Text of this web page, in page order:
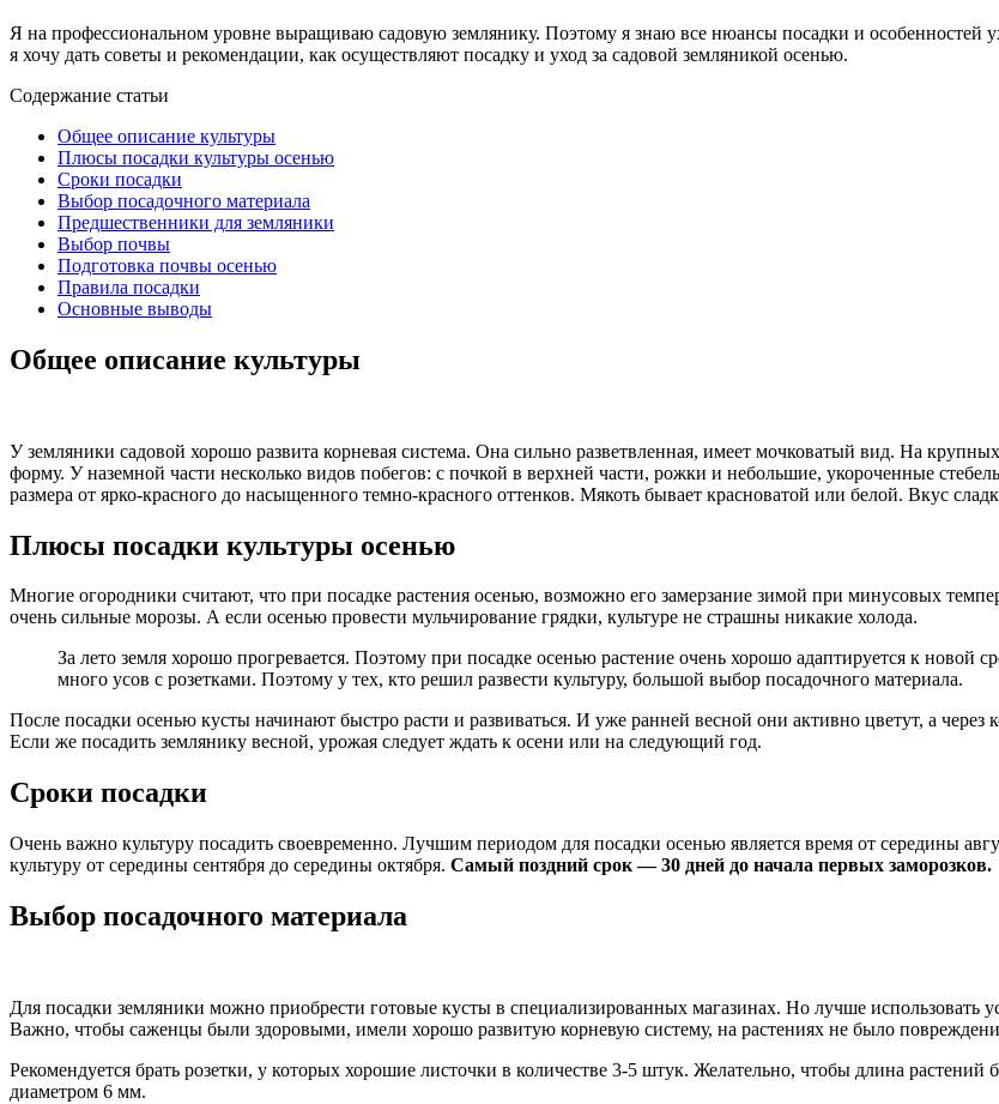
Я на профессиональном уровне выращиваю садовую землянику. Поэтому я знаю все нюансы посадки и особенностей
я хочу дать советы и рекомендации, как осуществляют посадку и уход за садовой земляникой осенью.
Содержание статьи
Общее описание культуры
Плюсы посадки культуры осенью
Сроки посадки
Выбор посадочного материала
Предшественники для земляники
Выбор почвы
Подготовка почвы осенью
Правила посадки
Основные выводы
Общее описание культуры
У земляники садовой хорошо развита корневая система. Она сильно разветвленная, имеет мочковатый вид. На
форму. У наземной части несколько видов побегов: с почкой в верхней части, рожки и небольшие, укороченные
размера от ярко-красного до насыщенного темно-красного оттенков. Мякоть бывает красноватой или белой. Вкус
Плюсы посадки культуры осенью
Многие огородники считают, что при посадке растения осенью, возможно его замерзание зимой при минусовых
очень сильные морозы. А если осенью провести мульчирование грядки, культуре не страшны никакие холода.
За лето земля хорошо прогревается. Поэтому при посадке осенью растение очень хорошо адаптируется к новой
много усов с розетками. Поэтому у тех, кто решил развести культуру, большой выбор посадочного материала.
После посадки осенью кусты начинают быстро расти и развиваться. И уже ранней весной они активно цветут, а
Если же посадить землянику весной, урожая следует ждать к осени или на следующий год.
Сроки посадки
Очень важно культуру посадить своевременно. Лучшим периодом для посадки осенью является время от середины
культуру от середины сентября до середины октября. Самый поздний срок — 30 дней до начала первых заморозков.
Выбор посадочного материала
Для посадки земляники можно приобрести готовые кусты в специализированных магазинах. Но лучше использовать
Важно, чтобы саженцы были здоровыми, имели хорошо развитую корневую систему, на растениях не было
Рекомендуется брать розетки, у которых хорошие листочки в количестве 3-5 штук. Желательно, чтобы длина
диаметром 6 мм.